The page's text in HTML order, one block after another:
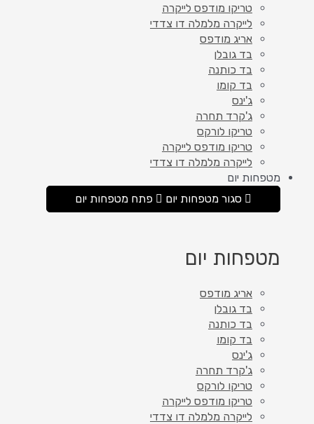
טריקו מודפס לייקרה
לייקרה מלמלה דו צדדי
אריג מודפס
בד גובלן
בד כותנה
בד קומו
ג'ינס
ג'קרד תחרה
טריקו לורקס
טריקו מודפס לייקרה
לייקרה מלמלה דו צדדי
מטפחות יום
סגור מטפחות יום
פתח מטפחות יום
מטפחות יום
אריג מודפס
בד גובלן
בד כותנה
בד קומו
ג'ינס
ג'קרד תחרה
טריקו לורקס
טריקו מודפס לייקרה
לייקרה מלמלה דו צדדי